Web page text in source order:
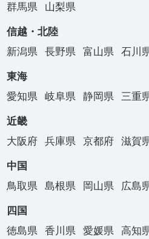
群馬県
山梨県
信越・北陸
新潟県
長野県 富山県 石川
東海
愛知県
岐阜県 静岡県 三重
近畿
大阪府
兵庫県 京都府 滋賀
中国
鳥取県
島根県 岡山県 広島
四国
徳島県
香川県 愛媛県 高知